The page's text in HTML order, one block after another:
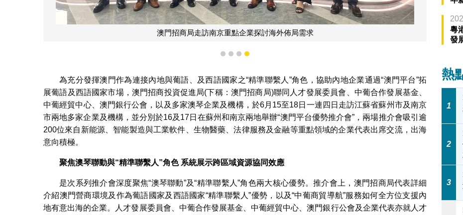
澳門招商局走訪南京重點企業探討海外佈局需求
1 2 3 4
為充分發揮澳門作為連接內地與葡語、及西語國家之“精準聯繫人”角色，協助內地企業通過“澳門平台”拓
展葡語及西語國家市場，澳門招商投資促進局(下稱：澳門招商局)聯同人才發展委員會、中葡合作發展基金、
中葡經貿中心、澳門銀行公會，以及多家澳琴企業及機構，於6月15至18日一連四日走訪江蘇省蘇州市及南京
市兩地多家企業及機構，並分別於16及17日在蘇州和南京兩地舉辦“澳門平台優勢推介會”，兩場推介會吸引逾
200位來自新能源、智能製造與工業軟件、生物醫藥、法律服務及金融等重點領域的企業代表出席交流，出海
意向積極。
聚焦澳琴聯動與“精準聯繫人”角色 系統展示跨區域資源協同效應
是次系列推介會深度聚焦“澳琴聯動”及“精準聯繫人”角色兩大核心優勢。推介會上，澳門招商局代表詳細
介紹澳門營商環境及作為葡語國家及西語國家“精準聯繫人”優勢，以及“中葡商貿導航”服務如何全方位支援內
地有意出海的企業。人才發展委員會、中葡合作發展基金、中葡經貿中心、澳門銀行公會及企業代表亦就人才
粵
發
熱
1
2
3